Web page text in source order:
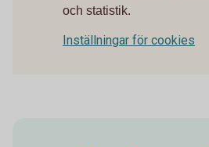
och statistik.
Inställningar för cookies